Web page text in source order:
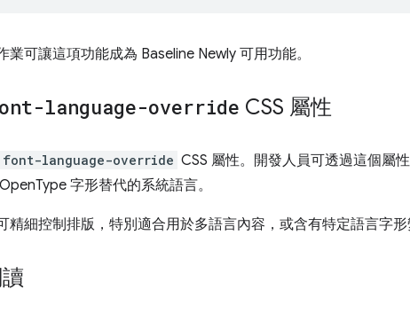
業可讓這項功能成為 Baseline Newly 可用功能。
language-override CSS 屬性
font-language-override CSS 屬性。開發人員可透過這個屬
字形替代的系統語言。
精細控制排版，特別適合用於多語言內容，或含有特定語言字形